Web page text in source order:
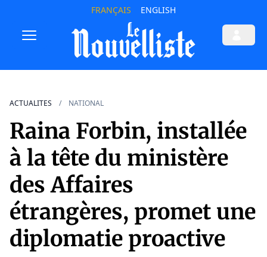
FRANÇAIS ENGLISH
ACTUALITES NATIONAL
Raina Forbin, installée
à la tête du ministère
des Affaires
étrangères, promet une
diplomatie proactive